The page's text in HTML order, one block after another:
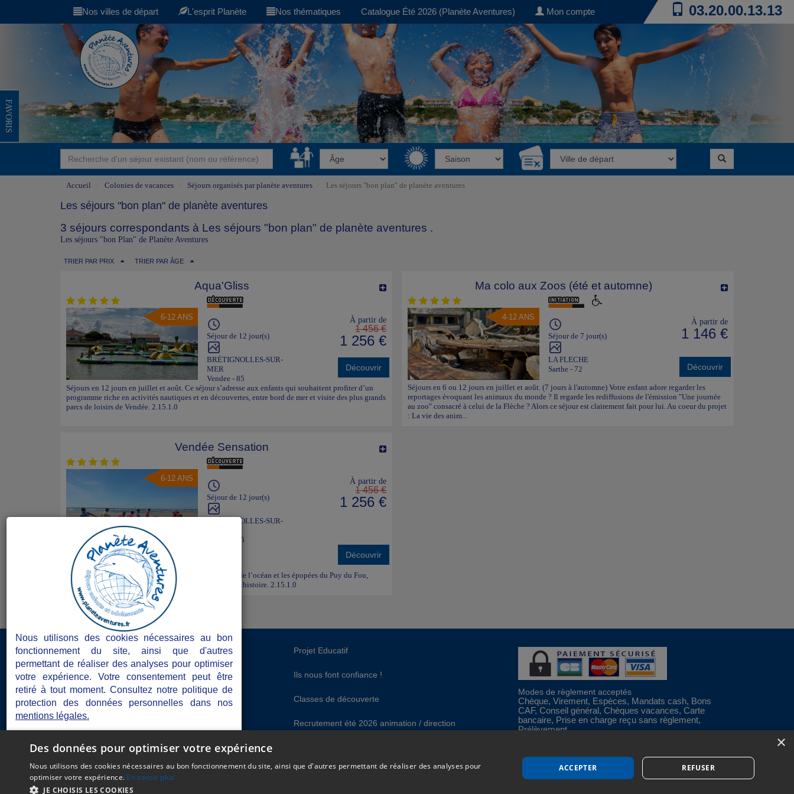
Nos villes de départ L'esprit Planète Nos thématiques Catalogue Été 2026 (Planète Aventures) Mon compte 03.20.00.13.13
FAVORIS
Accueil Colonies de vacances Séjours organisés par planète aventures Les séjours "bon plan" de planète aventures
Les séjours "bon plan" de planète aventures
3 séjours correspondants à Les séjours "bon plan" de planète aventures .
Les séjours "bon Plan" de Planète Aventures
TRIER PAR PRIX TRIER PAR ÂGE
Aqua'Gliss
6-12 ANS
Séjour de 12 jour(s)
BRÉTIGNOLLES-SUR-
MER
Vendee - 85
À partir de
1 456 €
1 256 €
Découvrir
Séjours en 12 jours en juillet et août. Ce séjour s’adresse aux enfants qui souhaitent profiter d’un
programme riche en activités nautiques et en découvertes, entre bord de mer et visite des plus grands
parcs de loisirs de Vendée. 2.15.1.0
Ma colo aux Zoos (été et automne)
4-12 ANS
Séjour de 7 jour(s)
LA FLECHE
Sarthe - 72
À partir de
1 146 €
Découvrir
Séjours en 6 ou 12 jours en juillet et août. (7 jours à l'automne) Votre enfant adore regarder les
reportages évoquant les animaux du monde ? Il regarde les rediffusions de l'émission "Une journée
au zoo" consacré à celui de la Flèche ? Alors ce séjour est clairement fait pour lui. Au coeur du projet
: La vie des anim...
Vendée Sensation
6-12 ANS
Séjour de 12 jour(s)
BRÉTIGNOLLES-SUR-
Vendee - 85
À partir de
1 456 €
1 256 €
Découvrir
Séjours en 12 jours en juillet et août. Entre les vagues de l’océan et les épopées du Puy du Fou,
chaque enfant vivra un véritable voyage entre océan et histoire. 2.15.1.0
Accès Directeurs de séjours
Les atouts de Planète Aventures
Les documents obligatoires
Blogs de séjours
Projet Educatif
Ils nous font confiance !
Classes de découverte
Recrutement été 2026 animation / direction
Modes de règlement acceptés
Chèque, Virement, Espèces, Mandats cash, Bons
CAF, Conseil général, Chèques vacances, Carte
bancaire, Prise en charge reçu sans règlement,
Prélèvement
C.G.V Mentions Légales Plan du site Espace Professionnels Nous contacter
Nous utilisons des cookies nécessaires au bon
fonctionnement du site, ainsi que d'autres
permettant de réaliser des analyses pour optimiser
votre expérience. Votre consentement peut être
retiré à tout moment. Consultez notre politique de
protection des données personnelles dans nos
mentions légales.
Gerer mes cookies
×
Des données pour optimiser votre expérience
Nous utilisons des cookies nécessaires au bon fonctionnement du site, ainsi que d'autres permettant de réaliser des analyses pour
optimiser votre expérience. En savoir plus
JE CHOISIS LES COOKIES
ACCEPTER REFUSER